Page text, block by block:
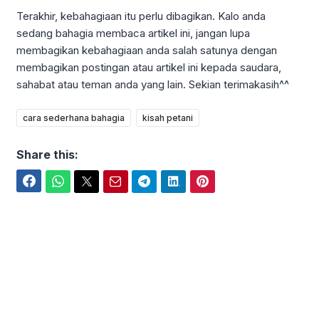
Terakhir, kebahagiaan itu perlu dibagikan. Kalo anda
sedang bahagia membaca artikel ini, jangan lupa
membagikan kebahagiaan anda salah satunya dengan
membagikan postingan atau artikel ini kepada saudara,
sahabat atau teman anda yang lain. Sekian terimakasih^^
cara sederhana bahagia kisah petani
Share this: